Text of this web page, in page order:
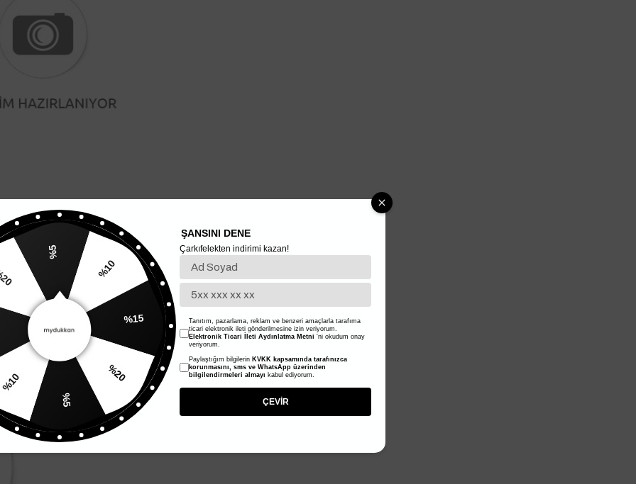
%5
%10
%15
%20
%5
ŞANSINI DENE
Çarkıfelekten indirimi kazan!
Tanıtım, pazarlama, reklam ve benzeri amaçlarla tarafıma
ticari elektronik ileti gönderilmesine izin veriyorum.
Elektronik Ticari İleti Aydınlatma Metni 'ni okudum onay
veriyorum.
Paylaştığım bilgilerin KVKK kapsamında tarafınızca
korunmasını, sms ve WhatsApp üzerinden
bilgilendirmeleri almayı kabul ediyorum.
ÇEVİR